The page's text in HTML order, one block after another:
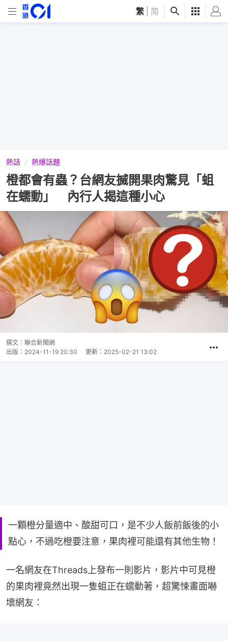
繁 简
熱話 熱爆話題
橙都會有蟲？台網友搣開果肉驚見「蛆
在蠕動」 內行人揭這種小心
撰文： 聯合新聞網
出版： 2024-11-19 20:30 更新： 2025-02-21 13:02
一顆橙分量適中、酸甜可口，是不少人飯前飯後的小
點心，不過吃橙要注意，果肉裡可能還有其他生物！
一名網友在Threads上發布一則影片，影片中可見橙
的果肉裡竟然出現一隻蛆正在蠕動著，超驚悚畫面嚇
壞網友：